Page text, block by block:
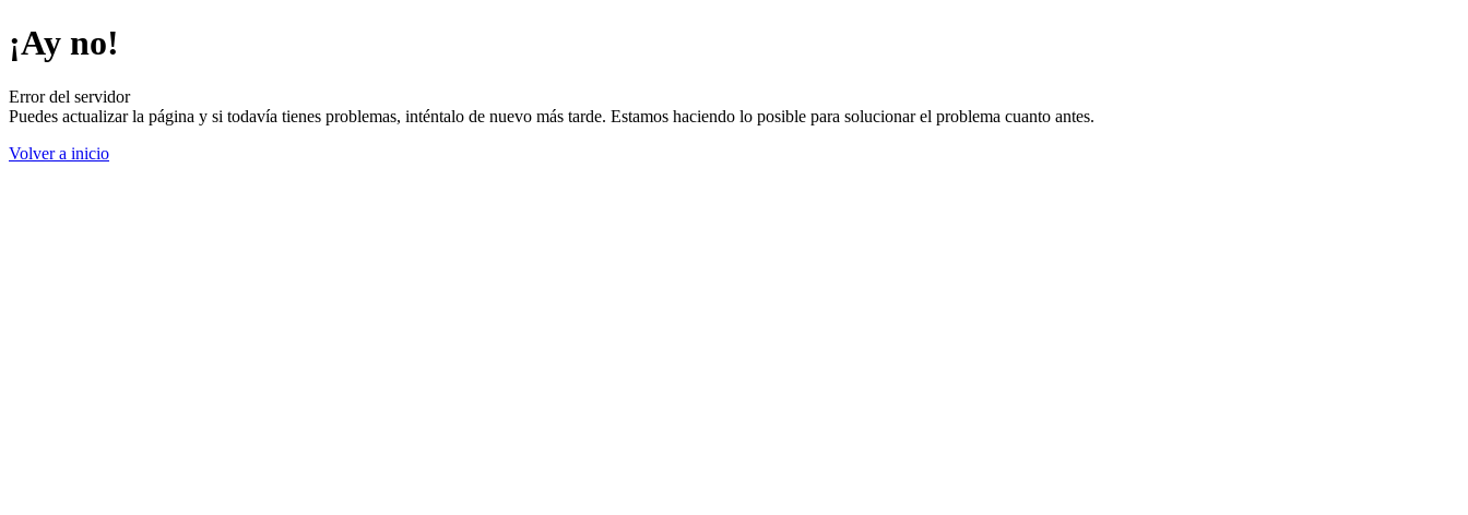
¡Ay no!
Error del servidor
Puedes actualizar la página y si todavía tienes problemas, inténtalo de nuevo más tarde. Estamos haciendo lo posible para solucionar el problema cuanto antes.
Volver a inicio